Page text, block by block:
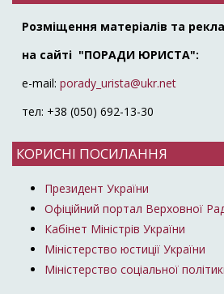
Розміщення матеріалів та
на сайті "ПОРАДИ ЮРИСТА":
e-mail: porady_urista@ukr.net
тел: +38 (050) 692-13-30
КОРИСНІ ПОСИЛАННЯ
Президент України
Офіційний портал Верховної
Кабінет Міністрів України
Міністерство юстиції України
Міністерство соціальної